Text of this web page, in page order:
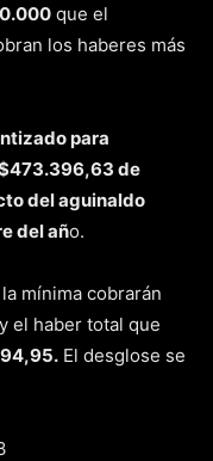
que el
los haberes más
para
de
del aguinaldo
del año.
mínima cobrarán
el haber total que
El desglose se